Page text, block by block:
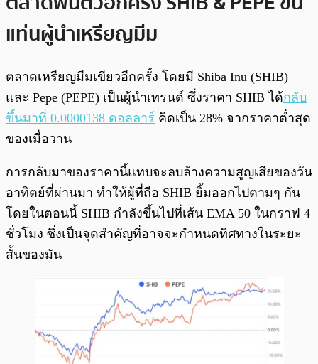
แท่นผู้นำเหรียญมีม
ตลาดเหรียญมีมเขียวอีกครั้ง โดยมี Shiba Inu (SHIB)
และ Pepe (PEPE) เป็นผู้นำเทรนด์ ซึ่งราคา SHIB ได้กลับ
ขึ้นมาที่ 0.0000138 ดอลลาร์ คิดเป็น 28% จากราคาต่ำสุด
ของเมื่อวาน
การกลับมาของราคานี้แทบจะลบล้างความสูญเสียของวัน
อาทิตย์ที่ผ่านมา ทำให้ผู้ที่ถือ SHIB ยิ้มออกไปตามๆ กัน
โดยในตอนนี้ SHIB กำลังขึ้นไปที่เส้น EMA 50 ในกราฟ 4
ชั่วโมง ซึ่งเป็นจุดสำคัญที่อาจจะกำหนดทิศทางในระยะ
สั้นของมัน